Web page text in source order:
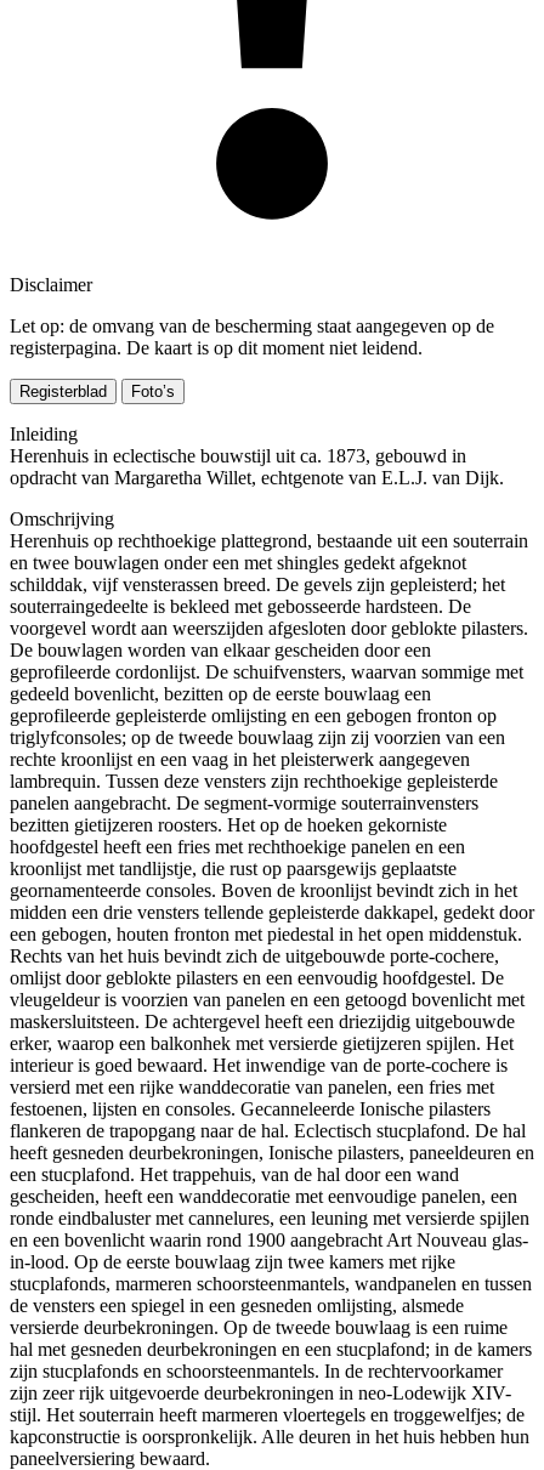
Disclaimer
Let op: de omvang van de bescherming staat aangegeven op de
registerpagina. De kaart is op dit moment niet leidend.
Registerblad Foto’s
Inleiding
Herenhuis in eclectische bouwstijl uit ca. 1873, gebouwd in
opdracht van Margaretha Willet, echtgenote van E.L.J. van Dijk.
Omschrijving
Herenhuis op rechthoekige plattegrond, bestaande uit een souterrain
en twee bouwlagen onder een met shingles gedekt afgeknot
schilddak, vijf vensterassen breed. De gevels zijn gepleisterd; het
souterraingedeelte is bekleed met gebosseerde hardsteen. De
voorgevel wordt aan weerszijden afgesloten door geblokte pilasters.
De bouwlagen worden van elkaar gescheiden door een
geprofileerde cordonlijst. De schuifvensters, waarvan sommige met
gedeeld bovenlicht, bezitten op de eerste bouwlaag een
geprofileerde gepleisterde omlijsting en een gebogen fronton op
triglyfconsoles; op de tweede bouwlaag zijn zij voorzien van een
rechte kroonlijst en een vaag in het pleisterwerk aangegeven
lambrequin. Tussen deze vensters zijn rechthoekige gepleisterde
panelen aangebracht. De segment-vormige souterrainvensters
bezitten gietijzeren roosters. Het op de hoeken gekorniste
hoofdgestel heeft een fries met rechthoekige panelen en een
kroonlijst met tandlijstje, die rust op paarsgewijs geplaatste
geornamenteerde consoles. Boven de kroonlijst bevindt zich in het
midden een drie vensters tellende gepleisterde dakkapel, gedekt door
een gebogen, houten fronton met piedestal in het open middenstuk.
Rechts van het huis bevindt zich de uitgebouwde porte-cochere,
omlijst door geblokte pilasters en een eenvoudig hoofdgestel. De
vleugeldeur is voorzien van panelen en een getoogd bovenlicht met
maskersluitsteen. De achtergevel heeft een driezijdig uitgebouwde
erker, waarop een balkonhek met versierde gietijzeren spijlen. Het
interieur is goed bewaard. Het inwendige van de porte-cochere is
versierd met een rijke wanddecoratie van panelen, een fries met
festoenen, lijsten en consoles. Gecanneleerde Ionische pilasters
flankeren de trapopgang naar de hal. Eclectisch stucplafond. De hal
heeft gesneden deurbekroningen, Ionische pilasters, paneeldeuren en
een stucplafond. Het trappehuis, van de hal door een wand
gescheiden, heeft een wanddecoratie met eenvoudige panelen, een
ronde eindbaluster met cannelures, een leuning met versierde spijlen
en een bovenlicht waarin rond 1900 aangebracht Art Nouveau glas-
in-lood. Op de eerste bouwlaag zijn twee kamers met rijke
stucplafonds, marmeren schoorsteenmantels, wandpanelen en tussen
de vensters een spiegel in een gesneden omlijsting, alsmede
versierde deurbekroningen. Op de tweede bouwlaag is een ruime
hal met gesneden deurbekroningen en een stucplafond; in de kamers
zijn stucplafonds en schoorsteenmantels. In de rechtervoorkamer
zijn zeer rijk uitgevoerde deurbekroningen in neo-Lodewijk XIV-
stijl. Het souterrain heeft marmeren vloertegels en troggewelfjes; de
kapconstructie is oorspronkelijk. Alle deuren in het huis hebben hun
paneelversiering bewaard.